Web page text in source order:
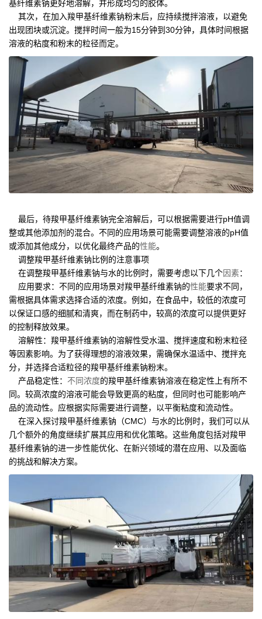
基纤维素钠更好地溶解，并形成均匀的胶体。
其次，在加入羧甲基纤维素钠粉末后，应持续搅拌溶液，以避免
出现团块或沉淀。搅拌时间一般为15分钟到30分钟，具体时间根据
溶液的粘度和粉末的粒径而定。
最后，待羧甲基纤维素钠完全溶解后，可以根据需要进行pH值调
整或其他添加剂的混合。不同的应用场景可能需要调整溶液的pH值
或添加其他成分，以优化最终产品的性能。
调整羧甲基纤维素钠比例的注意事项
在调整羧甲基纤维素钠与水的比例时，需要考虑以下几个因素：
应用要求：不同的应用场景对羧甲基纤维素钠的性能要求不同，
需根据具体需求选择合适的浓度。例如，在食品中，较低的浓度可
以保证口感的细腻和清爽，而在制药中，较高的浓度可以提供更好
的控制释放效果。
溶解性：羧甲基纤维素钠的溶解性受水温、搅拌速度和粉末粒径
等因素影响。为了获得理想的溶液效果，需确保水温适中、搅拌充
分，并选择合适粒径的羧甲基纤维素钠粉末。
产品稳定性： 不同浓度的羧甲基纤维素钠溶液在稳定性上有所不
同。较高浓度的溶液可能会导致更高的粘度，但同时也可能影响产
品的流动性。应根据实际需要进行调整，以平衡粘度和流动性。
在深入探讨羧甲基纤维素钠（CMC）与水的比例时，我们可以从
几个额外的角度继续扩展其应用和优化策略。这些角度包括对羧甲
基纤维素钠的进一步性能优化、在新兴领域的潜在应用、以及面临
的挑战和解决方案。